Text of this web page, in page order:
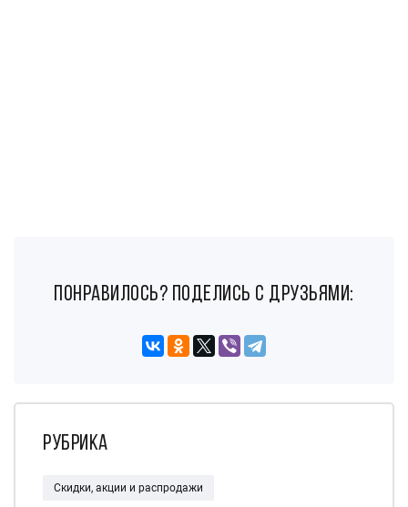
понравилось? поделись с друзьями:
Рубрика
Скидки, акции и распродажи